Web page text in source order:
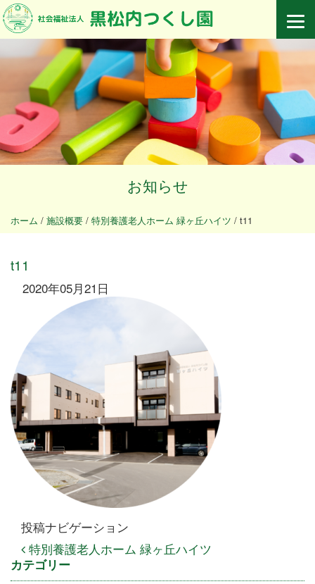
お知らせ
ホーム / 施設概要 / 特別養護老人ホーム 緑ヶ丘ハイツ / t11
t11
2020年05月21日
投稿ナビゲーション
特別養護老人ホーム 緑ヶ丘ハイツ
カテゴリー